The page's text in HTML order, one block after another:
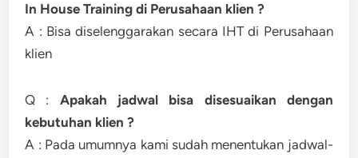
In House Training di Perusahaan klien ?
A : Bisa diselenggarakan secara IHT di Perusahaan
klien
Q : Apakah jadwal bisa disesuaikan dengan
kebutuhan klien ?
A : Pada umumnya kami sudah menentukan jadwal-